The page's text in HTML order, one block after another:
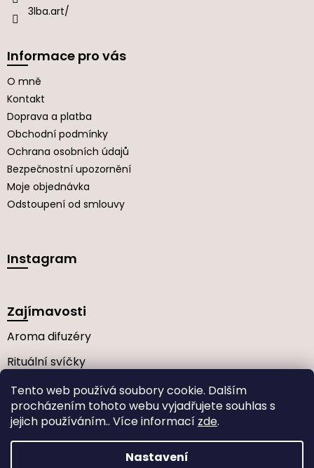
Tento web používá soubory cookie. Dalším
procházením tohoto webu vyjadřujete souhlas s
jejich používáním.. Více informací zde.
Nastavení
3lba.art/
Informace pro vás
O mně
Kontakt
Doprava a platba
Obchodní podmínky
Ochrana osobních údajů
Bezpečnostní upozornění
Moje objednávka
Odstoupení od smlouvy
Instagram
Zajímavosti
Aroma difuzéry
Rituální svíčky
Často kladené dotazy
Vytvořil Shoptet